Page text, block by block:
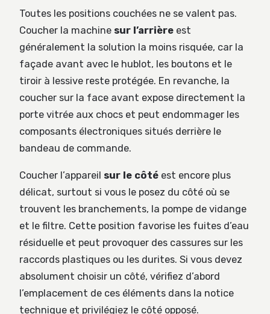
Toutes les positions couchées ne se valent pas.
Coucher la machine sur l’arrière est
généralement la solution la moins risquée, car la
façade avant avec le hublot, les boutons et le
tiroir à lessive reste protégée. En revanche, la
coucher sur la face avant expose directement la
porte vitrée aux chocs et peut endommager les
composants électroniques situés derrière le
bandeau de commande.
Coucher l’appareil sur le côté est encore plus
délicat, surtout si vous le posez du côté où se
trouvent les branchements, la pompe de vidange
et le filtre. Cette position favorise les fuites d’eau
résiduelle et peut provoquer des cassures sur les
raccords plastiques ou les durites. Si vous devez
absolument choisir un côté, vérifiez d’abord
l’emplacement de ces éléments dans la notice
technique et privilégiez le côté opposé.